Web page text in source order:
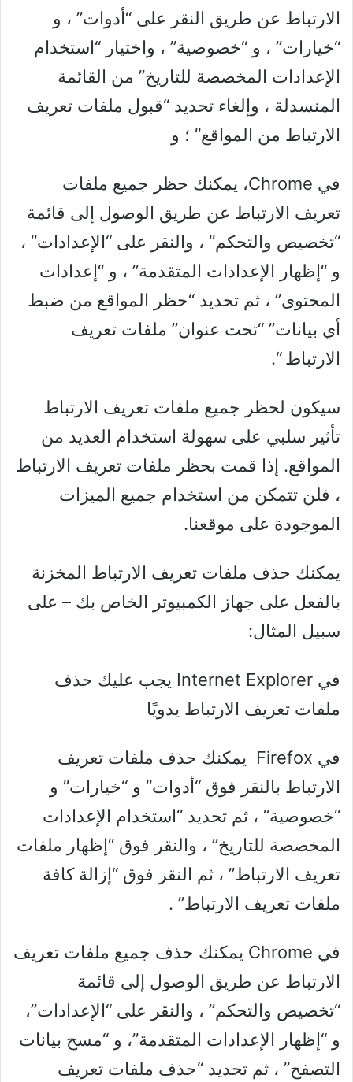
الارتباط عن طريق النقر على “أدوات” ، و
“خيارات” ، و “خصوصية” ، واختيار “استخدام
الإعدادات المخصصة للتاريخ” من القائمة
المنسدلة ، وإلغاء تحديد “قبول ملفات تعريف
الارتباط من المواقع” ؛ و
في Chrome، يمكنك حظر جميع ملفات
تعريف الارتباط عن طريق الوصول إلى قائمة
“تخصيص والتحكم” ، والنقر على “الإعدادات” ،
و “إظهار الإعدادات المتقدمة” ، و “إعدادات
المحتوى” ، ثم تحديد “حظر المواقع من ضبط
أي بيانات” “تحت عنوان” ملفات تعريف
الارتباط “.
سيكون لحظر جميع ملفات تعريف الارتباط
تأثير سلبي على سهولة استخدام العديد من
المواقع. إذا قمت بحظر ملفات تعريف الارتباط
، فلن تتمكن من استخدام جميع الميزات
الموجودة على موقعنا.
يمكنك حذف ملفات تعريف الارتباط المخزنة
بالفعل على جهاز الكمبيوتر الخاص بك – على
سبيل المثال:
في Internet Explorer يجب عليك حذف
ملفات تعريف الارتباط يدويًا
في Firefox يمكنك حذف ملفات تعريف
الارتباط بالنقر فوق “أدوات” و “خيارات” و
“خصوصية” ، ثم تحديد “استخدام الإعدادات
المخصصة للتاريخ” ، والنقر فوق “إظهار ملفات
تعريف الارتباط” ، ثم النقر فوق “إزالة كافة
ملفات تعريف الارتباط” .
في Chrome يمكنك حذف جميع ملفات تعريف
الارتباط عن طريق الوصول إلى قائمة
“تخصيص والتحكم” ، والنقر على “الإعدادات”،
و “إظهار الإعدادات المتقدمة”، و “مسح بيانات
التصفح” ، ثم تحديد “حذف ملفات تعريف